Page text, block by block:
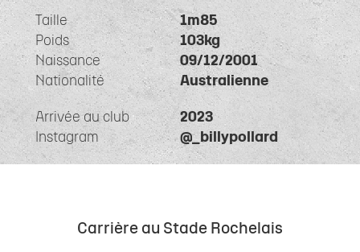
Taille
1m85
Poids
103kg
Naissance
09/12/2001
Nationalité
Australienne
Arrivée au club
2023
Instagram
@_billypollard
Carrière au Stade Rochelais